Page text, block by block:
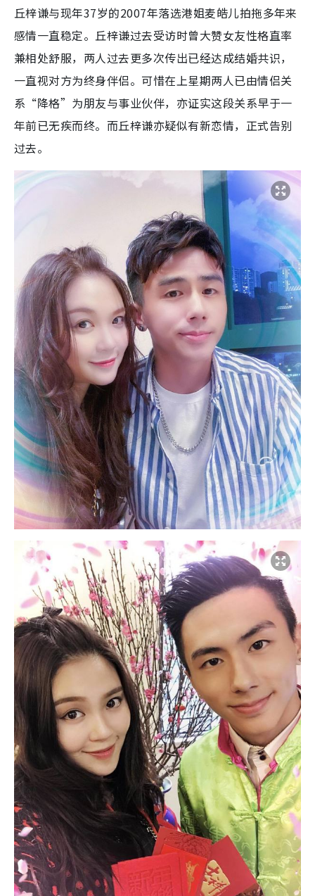
丘梓谦与现年37岁的2007年落选港姐麦皓儿拍拖多年来
感情一直稳定。丘梓谦过去受访时曾大赞女友性格直率
兼相处舒服，两人过去更多次传出已经达成结婚共识，
一直视对方为终身伴侣。可惜在上星期两人已由情侣关
系“降格”为朋友与事业伙伴，亦证实这段关系早于一
年前已无疾而终。而丘梓谦亦疑似有新恋情，正式告别
过去。